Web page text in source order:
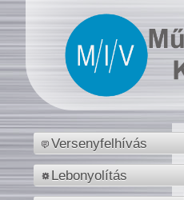
Versenyfelhívás
Lebonyolítás